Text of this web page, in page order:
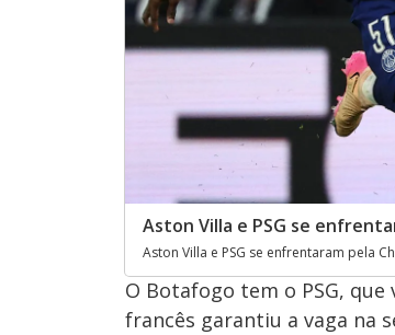
Aston Villa e PSG se
Aston Villa e PSG se enfrentaram pela
O Botafogo tem o PSG,
francês garantiu a vaga na